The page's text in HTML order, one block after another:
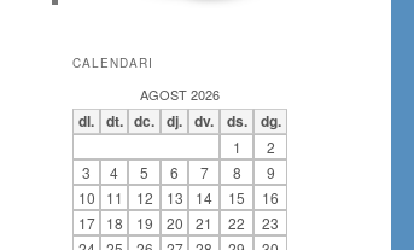
CALENDARI
AGOST 2026
dl. dt. dc. dj. dv. ds. dg.
1
2
3
4 5 6 7 8
9
10
11 12 13 14 15
16
17
18 19 20 21 22
23